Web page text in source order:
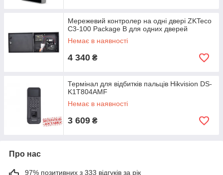
Мережевий контролер на одні двері ZKTeco
C3-100 Package B для одних дверей
Немає в наявності
4 340 ₴
Термінал для відбитків пальців Hikvision DS-
K1T804AMF
Немає в наявності
3 609 ₴
Про нас
97% позитивних з 333 відгуків за рік